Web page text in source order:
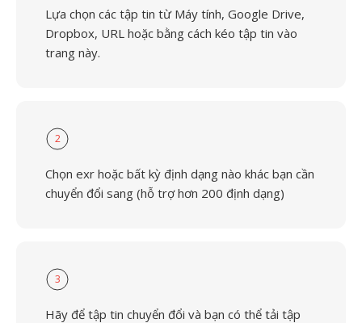
Lựa chọn các tập tin từ Máy tính, Google Drive,
Dropbox, URL hoặc bằng cách kéo tập tin vào
trang này.
2
Chọn exr hoặc bất kỳ định dạng nào khác bạn cần
chuyển đổi sang (hỗ trợ hơn 200 định dạng)
3
Hãy để tập tin chuyển đổi và bạn có thể tải tập